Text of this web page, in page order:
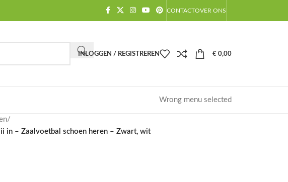
CONTACTOVER ONS
INLOGGEN / REGISTREREN € 0,00
Wrong menu selected
/
in – Zaalvoetbal schoen heren – Zwart, wit